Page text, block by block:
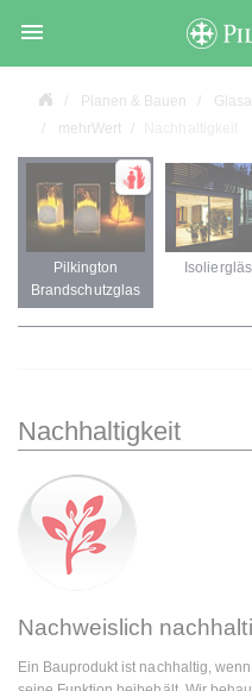

Planen & Bauen
mehrWert
Pilkington
Brandschutzglas
Nachhaltigkeit
Nachweislich
Ein Bauprodukt ist nachhaltig,